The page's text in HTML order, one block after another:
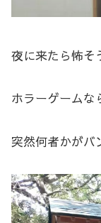
夜に来たら怖そ
ホラーゲームな
突然何者かがバ